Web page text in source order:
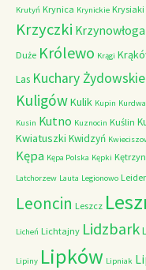
Krutyń Krynica Krynickie Krysiaki
Krzyczki Krzynowłoga
Duże Królewo Krągi
Las Kuchary Żydowskie
KuligówKulik Kupin
Kusin Kutno Kuznocin Kuślin
Kwiatuszki Kwidzyń
Kępa Kępa Polska Kępki Kętrzyn
Latchorzew Lauta Legionowo
Leoncin Leszcz
Licheń Lichtajny Lidzbark
Lipiny Lipków Lipniak